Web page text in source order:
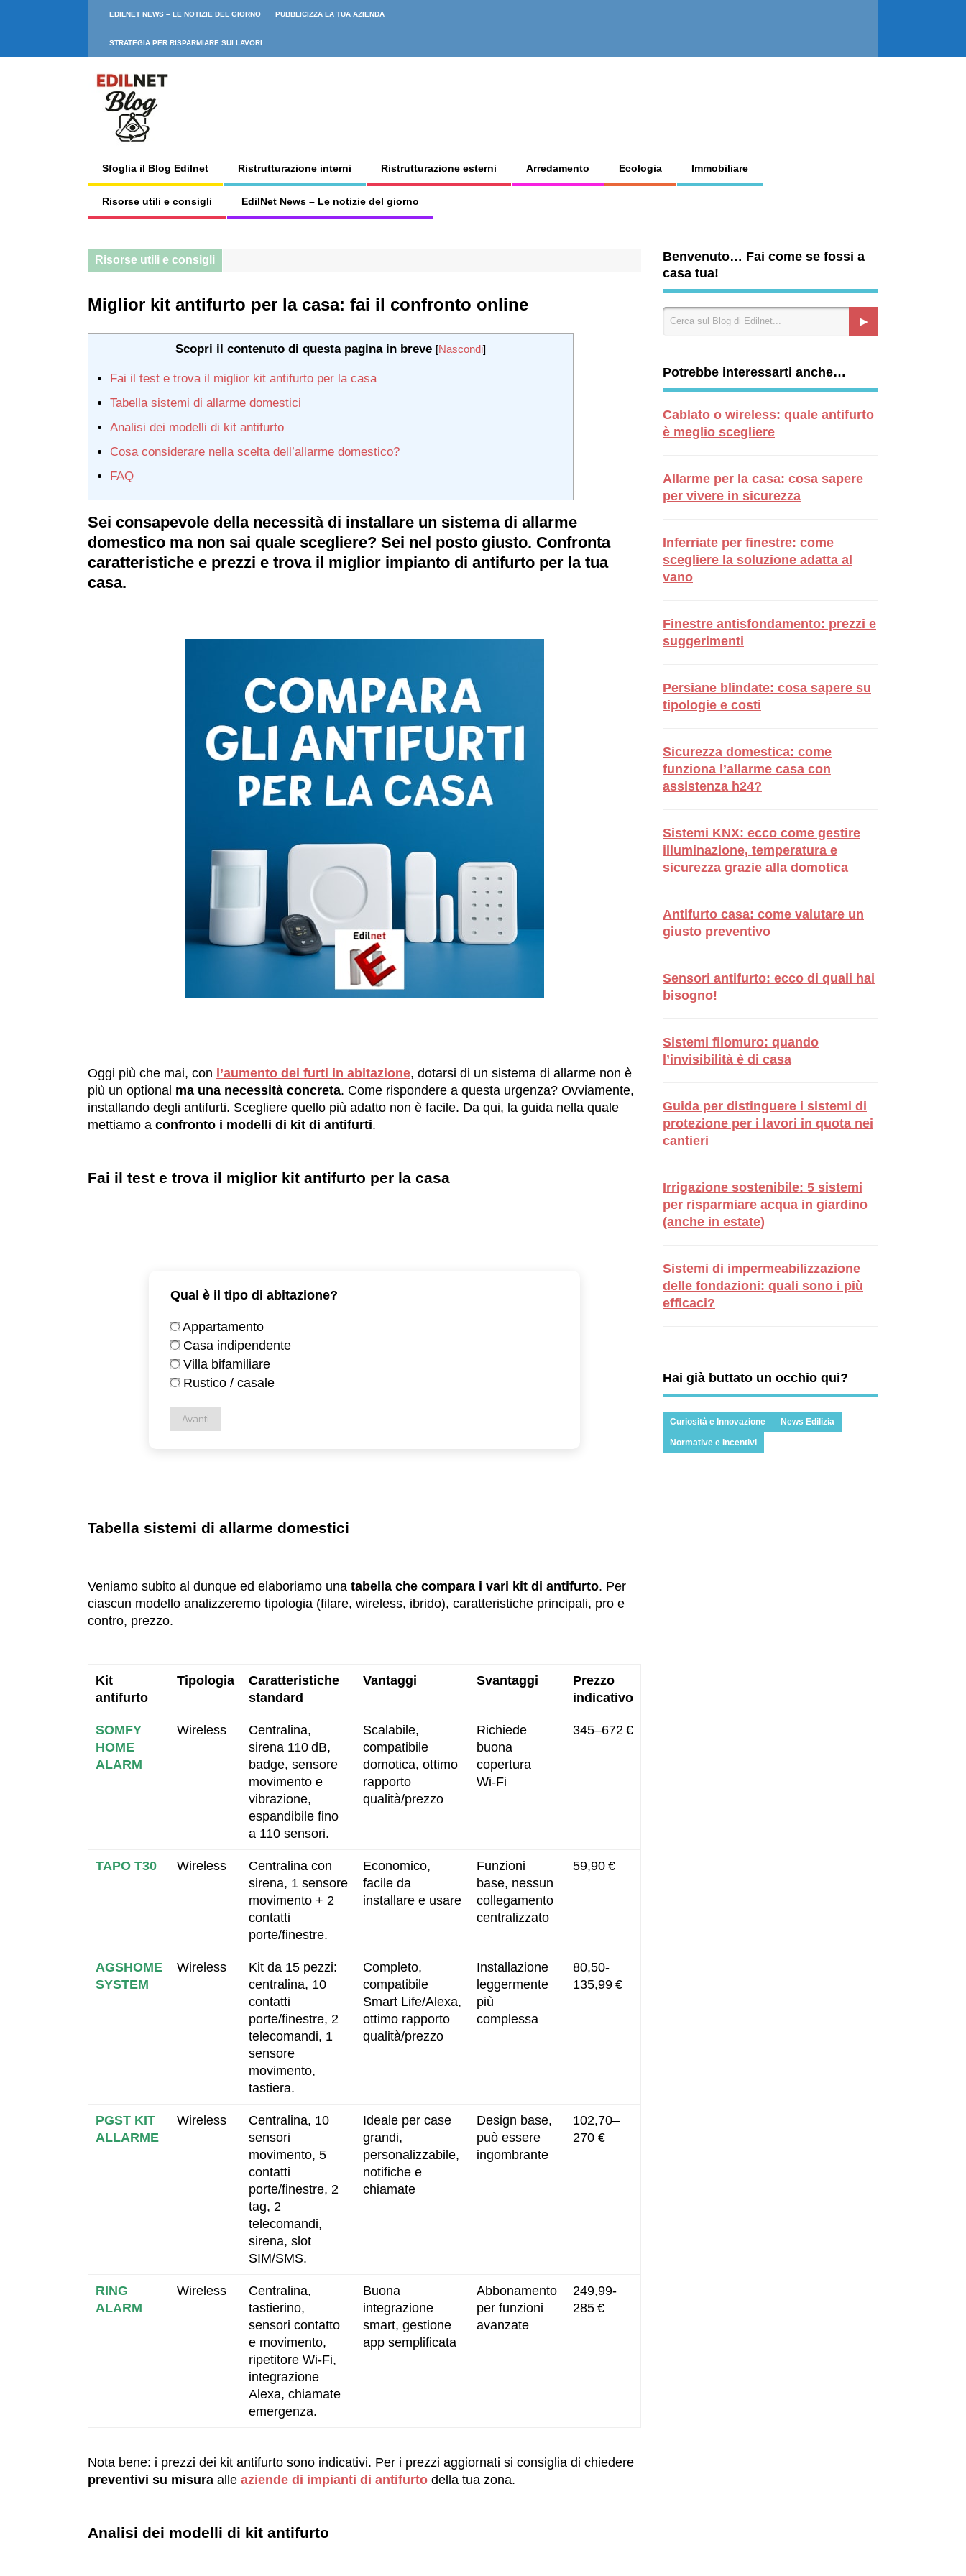
EDILNET NEWS – LE NOTIZIE DEL GIORNO PUBBLICIZZA LA TUA AZIENDA
STRATEGIA PER RISPARMIARE SUI LAVORI
Sfoglia il Blog Edilnet Ristrutturazione interni Ristrutturazione esterni Arredamento Ecologia Immobiliare
Risorse utili e consigli EdilNet News – Le notizie del giorno
Risorse utili e consigli
Miglior kit antifurto per la casa: fai il confronto online
Scopri il contenuto di questa pagina in breve [Nascondi]
Fai il test e trova il miglior kit antifurto per la casa
Tabella sistemi di allarme domestici
Analisi dei modelli di kit antifurto
Cosa considerare nella scelta dell’allarme domestico?
FAQ
Sei consapevole della necessità di installare un sistema di allarme
domestico ma non sai quale scegliere? Sei nel posto giusto. Confronta
caratteristiche e prezzi e trova il miglior impianto di antifurto per la tua
casa.
Oggi più che mai, con l’aumento dei furti in abitazione, dotarsi di un sistema di allarme non è
più un optional ma una necessità concreta. Come rispondere a questa urgenza? Ovviamente,
installando degli antifurti. Scegliere quello più adatto non è facile. Da qui, la guida nella quale
mettiamo a confronto i modelli di kit di antifurti.
Fai il test e trova il miglior kit antifurto per la casa
Qual è il tipo di abitazione?
Appartamento
Casa indipendente
Villa bifamiliare
Rustico / casale
Avanti
Tabella sistemi di allarme domestici
Veniamo subito al dunque ed elaboriamo una tabella che compara i vari kit di antifurto. Per
ciascun modello analizzeremo tipologia (filare, wireless, ibrido), caratteristiche principali, pro e
contro, prezzo.
Kit
antifurto
Tipologia
Caratteristiche
standard
Vantaggi Svantaggi
Prezzo
indicativo
SOMFY
HOME
ALARM
Wireless
Centralina,
sirena 110 dB,
badge, sensore
movimento e
vibrazione,
espandibile fino
a 110 sensori.
Scalabile,
compatibile
domotica, ottimo
rapporto
qualità/prezzo
Richiede
buona
copertura
Wi‑Fi
345–672 €
TAPO T30 Wireless
Centralina con
sirena, 1 sensore
movimento + 2
contatti
porte/finestre.
Economico,
facile da
installare e usare
Funzioni
base, nessun
collegamento
centralizzato
59,90 €
AGSHOME
SYSTEM
Wireless
Kit da 15 pezzi:
centralina, 10
contatti
porte/finestre, 2
telecomandi, 1
sensore
movimento,
tastiera.
Completo,
compatibile
Smart Life/Alexa,
ottimo rapporto
qualità/prezzo
Installazione
leggermente
più
complessa
80,50-
135,99 €
PGST KIT
ALLARME
Wireless
Centralina, 10
sensori
movimento, 5
contatti
porte/finestre, 2
tag, 2
telecomandi,
sirena, slot
SIM/SMS.
Ideale per case
grandi,
personalizzabile,
notifiche e
chiamate
Design base,
può essere
ingombrante
102,70–
270 €
RING
ALARM
Wireless
Centralina,
tastierino,
sensori contatto
e movimento,
ripetitore Wi‑Fi,
integrazione
Alexa, chiamate
emergenza.
Buona
integrazione
smart, gestione
app semplificata
Abbonamento
per funzioni
avanzate
249,99-
285 €
Nota bene: i prezzi dei kit antifurto sono indicativi. Per i prezzi aggiornati si consiglia di chiedere
preventivi su misura alle aziende di impianti di antifurto della tua zona.
Analisi dei modelli di kit antifurto
Benvenuto… Fai come se fossi a
casa tua!
Potrebbe interessarti anche…
Cablato o wireless: quale antifurto
è meglio scegliere
Allarme per la casa: cosa sapere
per vivere in sicurezza
Inferriate per finestre: come
scegliere la soluzione adatta al
vano
Finestre antisfondamento: prezzi e
suggerimenti
Persiane blindate: cosa sapere su
tipologie e costi
Sicurezza domestica: come
funziona l’allarme casa con
assistenza h24?
Sistemi KNX: ecco come gestire
illuminazione, temperatura e
sicurezza grazie alla domotica
Antifurto casa: come valutare un
giusto preventivo
Sensori antifurto: ecco di quali hai
bisogno!
Sistemi filomuro: quando
l’invisibilità è di casa
Guida per distinguere i sistemi di
protezione per i lavori in quota nei
cantieri
Irrigazione sostenibile: 5 sistemi
per risparmiare acqua in giardino
(anche in estate)
Sistemi di impermeabilizzazione
delle fondazioni: quali sono i più
efficaci?
Hai già buttato un occhio qui?
Curiosità e Innovazione News Edilizia
Normative e Incentivi